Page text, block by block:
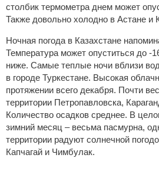
столбик термометра днем может
Также довольно холодно в Астане и
Ночная погода в Казахстане
Температура может опуститься до -
ниже. Самые теплые ночи вблизи
в городе Туркестане. Высокая
протяжении всего декабря. Почти
территории Петропавловска,
Количество осадков среднее. В
зимний месяц – весьма пасмурна,
территории радуют солнечной
Капчагай и Чимбулак.